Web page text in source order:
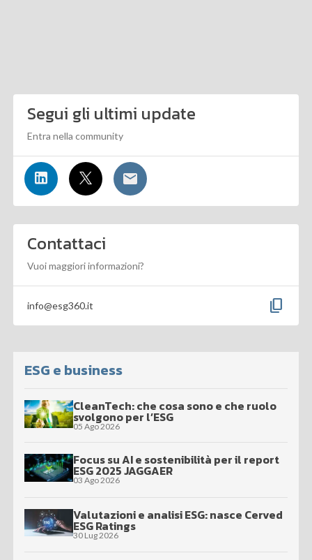
Segui gli ultimi update
Entra nella community
Contattaci
Vuoi maggiori informazioni?
info@esg360.it content_copy
ESG e business
CleanTech: che cosa sono e che ruolo
svolgono per l’ESG
05 Ago 2026
Focus su AI e sostenibilità per il report
ESG 2025 JAGGAER
03 Ago 2026
Valutazioni e analisi ESG: nasce Cerved
ESG Ratings
30 Lug 2026